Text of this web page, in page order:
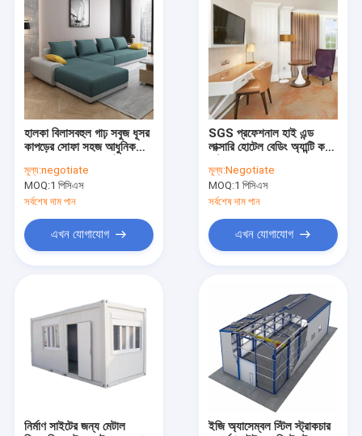
বাড়ি
পণ্য
হালকা বিলাসবহুল গাঢ় সবুজ ধূসর
কাপড়ের সোফা সহজ আধুনিক
মূল্য:negotiate
MOQ:1 পিসিএস
সর্বশেষ দাম পান
এখন যোগাযোগ
SGS প্রফেশনাল হাই এন্ড
লাক্সারি হোটেল বেডিং অ্যান্টি কর্সন
মূল্য:Negotiate
MOQ:1 পিসিএস
সর্বশেষ দাম পান
এখন যোগাযোগ
নির্মাণ সাইটের জন্য মেটাল
ইজি অ্যাসেম্বল স্টিল স্ট্রাকচার